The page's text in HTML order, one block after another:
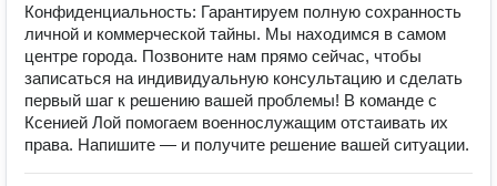
Конфиденциальность: Гарантируем полную сохранность
личной и коммерческой тайны. Мы находимся в самом
центре города. Позвоните нам прямо сейчас, чтобы
записаться на индивидуальную консультацию и сделать
первый шаг к решению вашей проблемы! В команде с
Ксенией Лой помогаем военнослужащим отстаивать их
права. Напишите — и получите решение вашей ситуации.